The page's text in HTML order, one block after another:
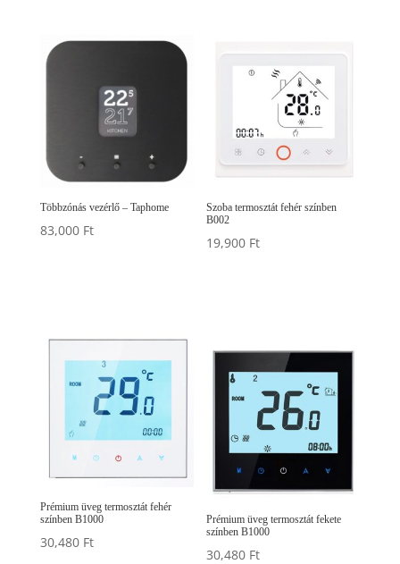
Többzónás vezérlő – Taphome
83,000 Ft
Szoba termosztát fehér színben
B002
19,900 Ft
Prémium üveg termosztát fehér
színben B1000
30,480 Ft
Prémium üveg termosztát fekete
színben B1000
30,480 Ft